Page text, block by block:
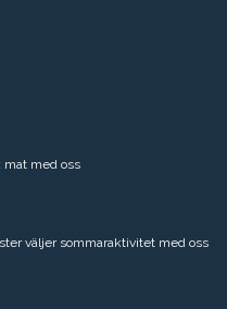
mat med oss
väljer sommaraktivitet med oss